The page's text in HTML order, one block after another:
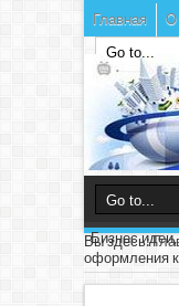
Главная О
Бизнес
Вы здесь:
оформления